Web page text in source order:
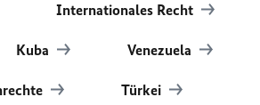
Internationales Recht
Kuba Venezuela
Türkei